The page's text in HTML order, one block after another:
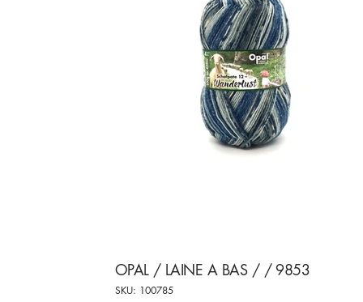
OPAL / LAINE A BAS / / 9853
SKU:
SKU
100785
100785